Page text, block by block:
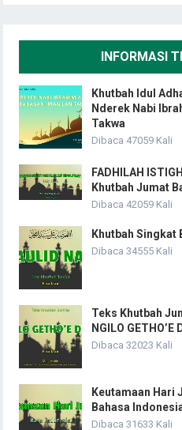
INFORMASI
Khutbah Idul
Nderek Nabi
Takwa
Dibaca 47059 Kali
FADHILAH
Khutbah Jumat
Dibaca 42059 Kali
Khutbah Singkat
Dibaca 34555 Kali
Teks Khutbah
NGILO GETHO’E
Dibaca 32023 Kali
Keutamaan Hari
Bahasa
Dibaca 31633 Kali